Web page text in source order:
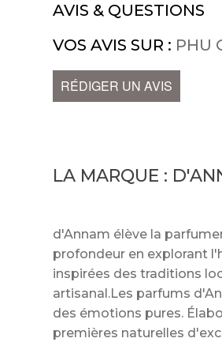
AVIS & QUESTIONS
VOS AVIS SUR : PHU
RÉDIGER UN AVIS
LA MARQUE :
d'Annam élève la
profondeur en explorant
inspirées des traditions
artisanal.Les parfums
des émotions pures.
premières naturelles